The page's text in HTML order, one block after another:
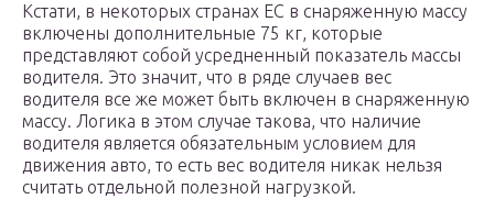
Кстати, в некоторых странах ЕС в снаряженную массу
включены дополнительные 75 кг, которые
представляют собой усредненный показатель массы
водителя. Это значит, что в ряде случаев вес
водителя все же может быть включен в снаряженную
массу. Логика в этом случае такова, что наличие
водителя является обязательным условием для
движения авто, то есть вес водителя никак нельзя
считать отдельной полезной нагрузкой.